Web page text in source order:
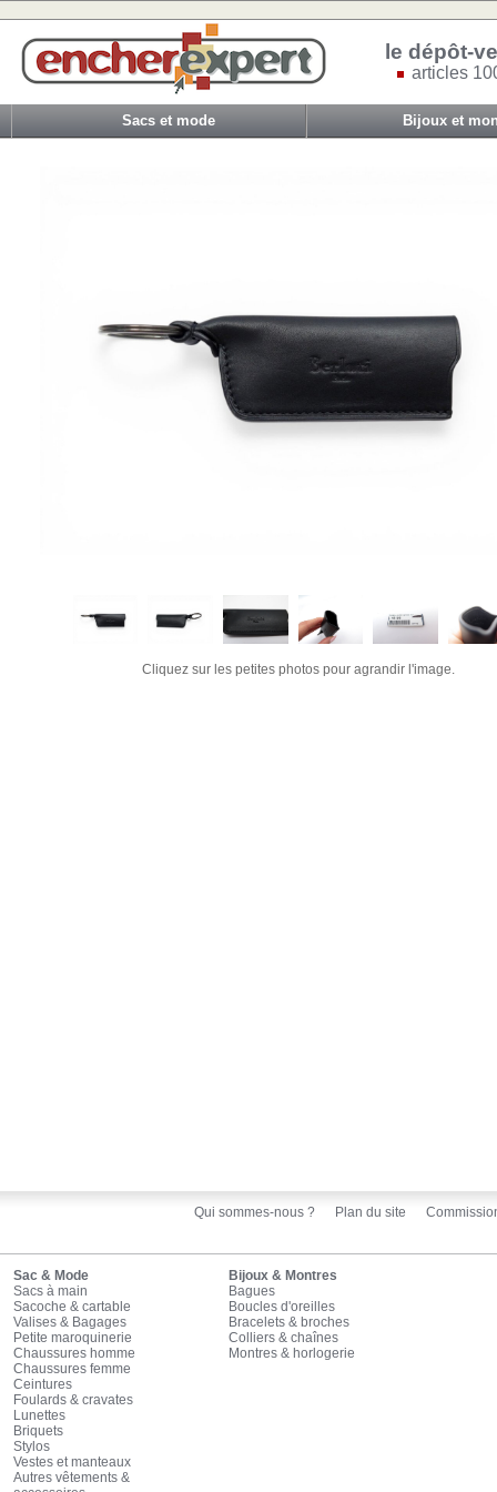
le dépôt-
articles
Sacs et mode Bijoux et
Cliquez sur les petites photos pour agrandir l'image.
Qui sommes-nous ? Plan du site
Sac & Mode
Sacs à main
Sacoche & cartable
Valises & Bagages
Petite maroquinerie
Chaussures homme
Chaussures femme
Ceintures
Foulards & cravates
Lunettes
Briquets
Stylos
Vestes et manteaux
Autres vêtements &
Bijoux & Montres
Bagues
Boucles d'oreilles
Bracelets & broches
Colliers & chaînes
Montres & horlogerie